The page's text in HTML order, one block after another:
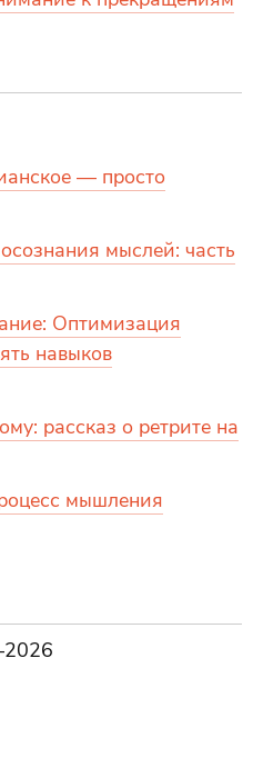
— просто
мыслей: часть
Оптимизация
навыков
рассказ о ретрите на
мышления